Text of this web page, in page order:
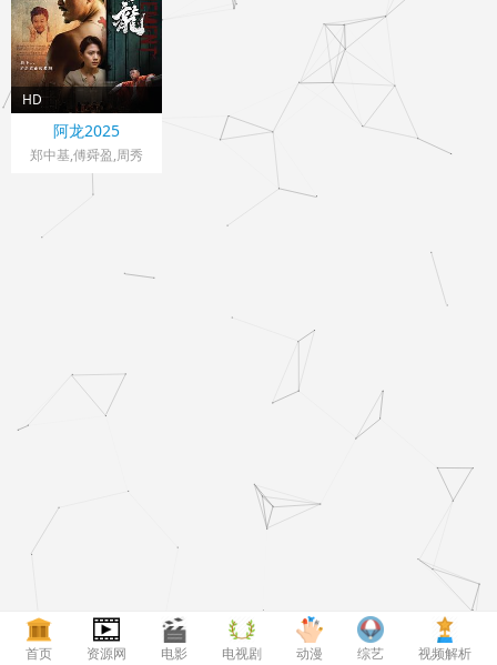
HD
香港> 电影片
2025 导演：郑中基,
阿龙2025
郑中基,傅舜盈,周秀
娜,姜皓文
首页 资源网 电影 电视剧 动漫 综艺 视频解析